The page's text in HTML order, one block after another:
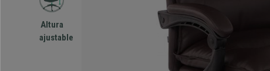
Altura
ajustable